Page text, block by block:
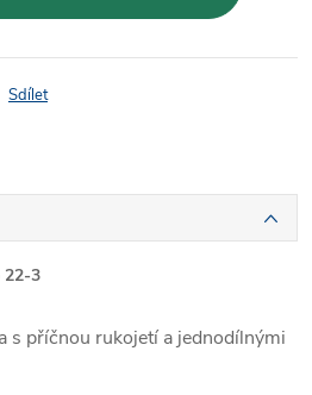
Sdílet
22-3
s příčnou rukojetí a jednodílnými